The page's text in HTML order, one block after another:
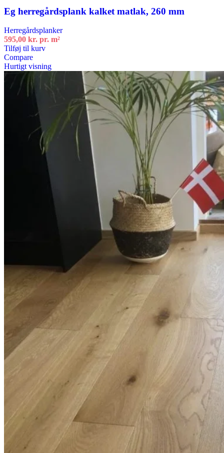
Eg herregårdsplank kalket matlak, 260 mm
Herregårdsplanker
595,00 kr. pr. m²
Tilføj til kurv
Compare
Hurtigt visning